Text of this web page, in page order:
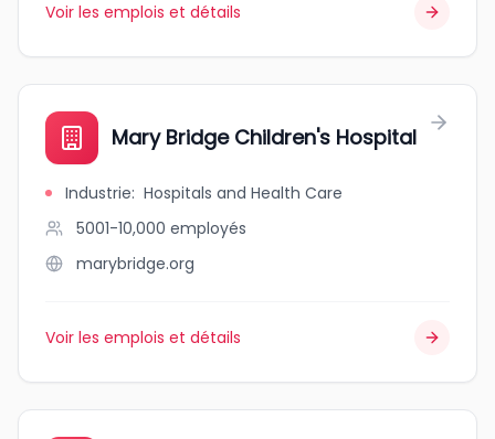
Voir les emplois et détails
Mary Bridge Children's Hospital
Industrie: Hospitals and Health Care
5001-10,000 employés
marybridge.org
Voir les emplois et détails